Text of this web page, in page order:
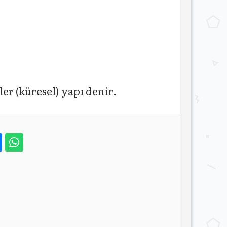
(küresel) yapı denir.